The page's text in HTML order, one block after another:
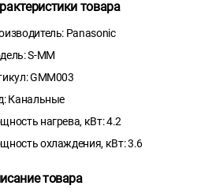
товара
Panasonic
S-MM
GMM003
Канальные
нагрева, кВт: 4.2
охлаждения, кВт: 3.6
товара